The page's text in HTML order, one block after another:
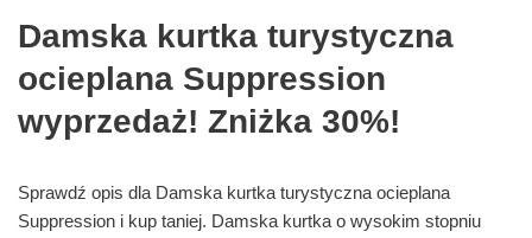
Damska kurtka turystyczna
ocieplana Suppression
wyprzedaż! Zniżka 30%!
Sprawdź opis dla Damska kurtka turystyczna ocieplana
Suppression i kup taniej. Damska kurtka o wysokim stopniu